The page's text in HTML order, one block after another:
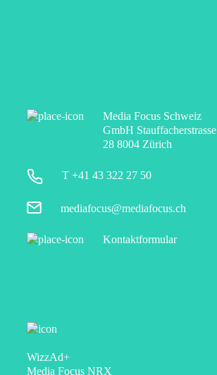
Media Focus Schweiz
GmbH Stauffacherstrasse
28 8004 Zürich
T +41 43 322 27 50
mediafocus@mediafocus.ch
Kontaktformular
WizzAd+
Media Focus NRX